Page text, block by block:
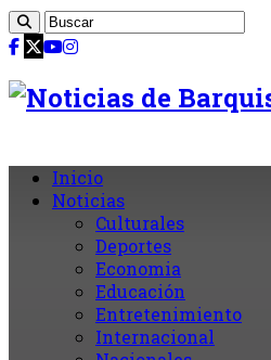
Inicio
Noticias
Culturales
Deportes
Economia
Educación
Entretenimiento
Internacional